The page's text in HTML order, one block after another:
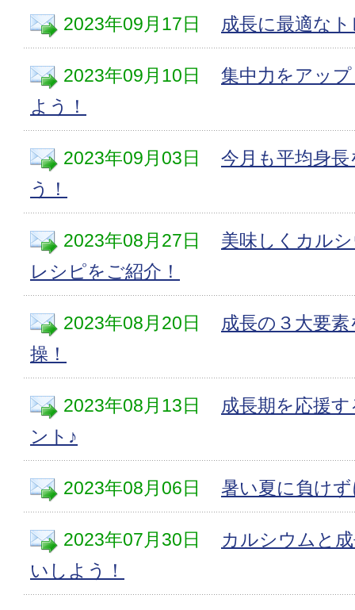
2023年09月17日 成長に最適な
2023年09月10日
集中力をアッ
よう！
2023年09月03日
今月も平均身
う！
2023年08月27日
美味しくカル
レシピをご紹介！
2023年08月20日
成長の３大要
操！
2023年08月13日
成長期を応援
ント♪
2023年08月06日 暑い夏に負け
2023年07月30日
カルシウムと
いしよう！